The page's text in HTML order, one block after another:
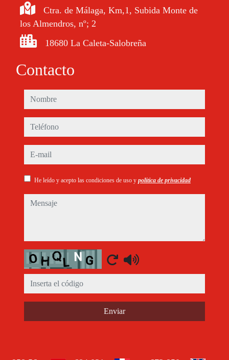
Ctra. de Málaga, Km,1, Subida Monte de
los Almendros, nº; 2
18680 La Caleta-Salobreña
Contacto
nombre
teléfono
e-mail
He leído y acepto las condiciones de uso y política de privacidad
mensaje
Captcha
Enviar